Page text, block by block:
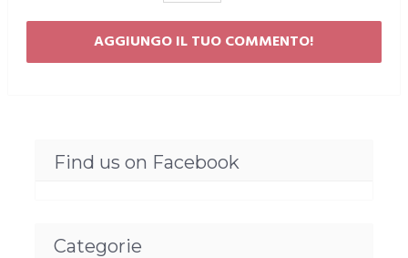
Find us on Facebook
Categorie